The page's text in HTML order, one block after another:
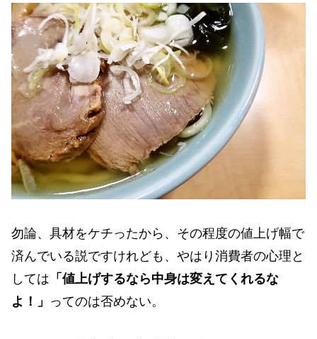
勿論、具材をケチったから、その程度の値上げ幅で
済んでいる説ですけれども、やはり消費者の心理と
しては 「値上げするなら中身は変えてくれるな
よ！」 ってのは否めない。